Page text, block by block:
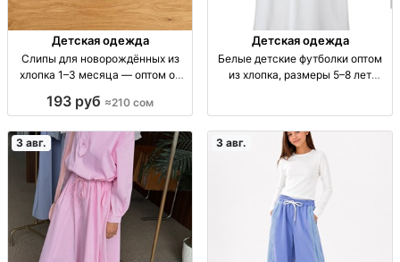
Детская одежда
Слипы для новорождённых из
хлопка 1–3 месяца — оптом от
уп. 6 шт.; опт от 210 сом/шт.
193 руб ≈210 сом
Детская одежда
Белые детские футболки оптом
из хлопка, размеры 5–8 лет
Узбек
3 авг. 3 авг.